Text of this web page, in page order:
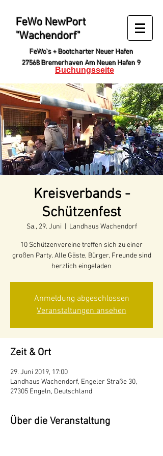
FeWo NewPort
"Wachendorf"
FeWo's + Bootcharter Neuer Hafen
27568 BremerhavenAm Neuen Hafen 9
Buchungsseite
Kreisverbands -
Schützenfest
Sa., 29. Juni Landhaus Wachendorf
10 Schützenvereine treffen sich zu einer
großen Party. Alle Gäste, Bürger, Freunde sind
herzlich eingeladen
Anmeldung abgeschlossen
Veranstaltungen ansehen
Zeit & Ort
29. Juni 2019, 17:00
Landhaus Wachendorf, Engeler Straße 30,
27305 Engeln, Deutschland
Über die Veranstaltung